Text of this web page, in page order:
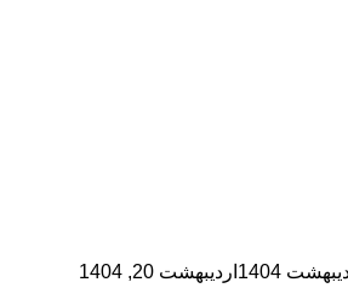
اردیبهشت 20, 1404